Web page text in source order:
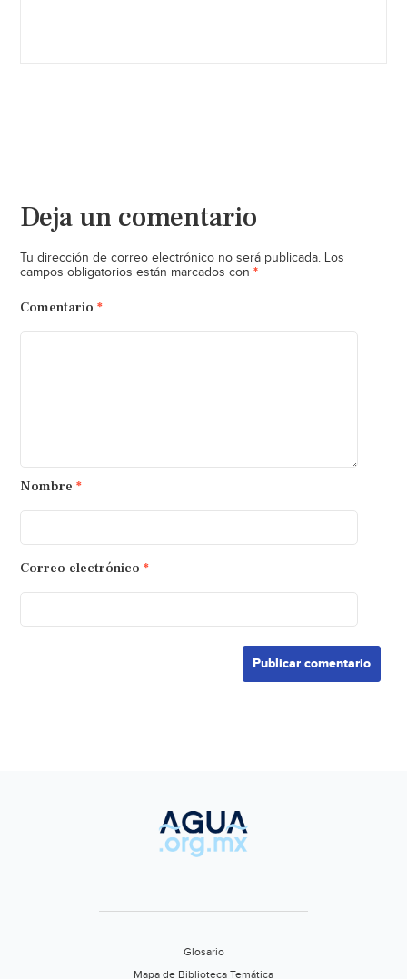
Deja un comentario
Tu dirección de correo electrónico no será publicada. Los
campos obligatorios están marcados con *
Comentario *
Nombre *
Correo electrónico *
Glosario
Mapa de Biblioteca Temática